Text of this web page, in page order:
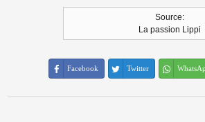
Source:
La passion Lippi
Facebook Twitter